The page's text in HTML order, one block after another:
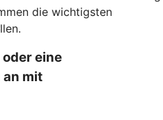
die wichtigsten
eine
mit